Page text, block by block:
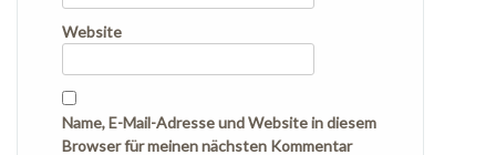
Website
Name, E-Mail-Adresse und Website in diesem
Browser für meinen nächsten Kommentar